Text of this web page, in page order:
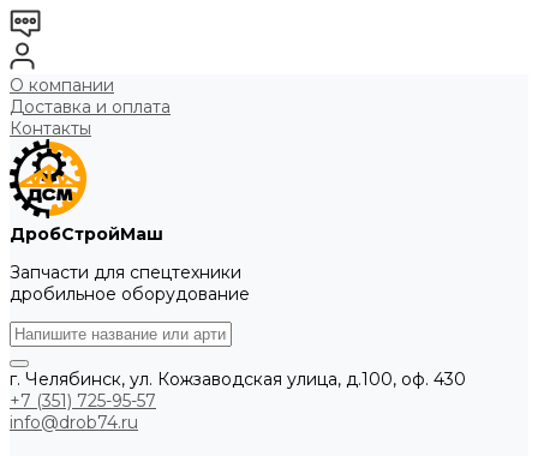
О компании
Доставка и оплата
Контакты
ДробСтройМаш
Запчасти для спецтехники
дробильное оборудование
г. Челябинск, ул. Кожзаводская улица, д.100, оф. 430
+7 (351) 725-95-57
info@drob74.ru